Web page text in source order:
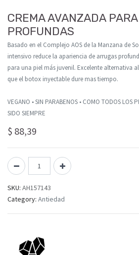
CREMA AVANZADA
PROFUNDAS
Basado en el Complejo AOS de la Manzana de
intensivo reduce la apariencia de arrugas
para una piel más juvenil. Excelente alternativa
que el botox inyectable dure mas tiempo.
VEGANO • SIN PARABENOS • COMO TODOS LOS
SIDO SIEMPRE
$ 88,39
SKU: AH157143
Category: Antiedad